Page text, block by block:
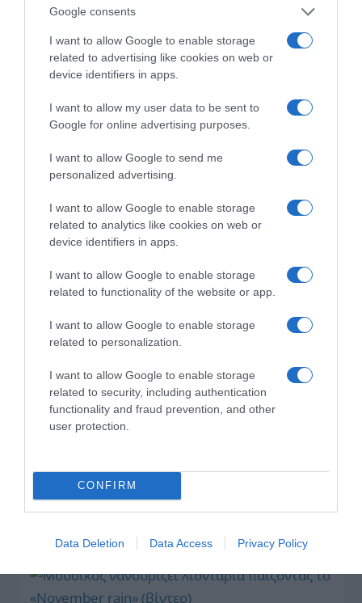
Google consents
I want to allow Google to enable storage
related to advertising like cookies on web or
device identifiers in apps.
I want to allow my user data to be sent to
Google for online advertising purposes.
I want to allow Google to send me
personalized advertising.
I want to allow Google to enable storage
related to analytics like cookies on web or
device identifiers in apps.
I want to allow Google to enable storage
related to functionality of the website or app.
I want to allow Google to enable storage
related to personalization.
I want to allow Google to enable storage
related to security, including authentication
functionality and fraud prevention, and other
user protection.
CONFIRM
Data Deletion Data Access Privacy Policy
Οι ερωτώσες βουλεύτριες και οι
ερωτώντες βουλευτές
Δούρου Ειρήνη (Ρένα)
Ακρίτα Έλενα
Βέττα Καλλιόπη
Γαβρήλος Γεώργιος
Γιαννούλης Χρήστος
Ζαμπάρας Μιλτιάδης (Μίλτος)
Μεϊκόπουλος Αλέξανδρος
Μπάρκας Κωνσταντίνος
Νοτοπούλου Αικατερίνη (Κατερίνα)
Ξανθόπουλος Θεόφιλος
Παπαηλιού Γεώργιος
Τσαπανίδου Παρθένα (Πόπη)
Σπ. Τσιτσίγκος: Η
τρομοκρατία μετά την
Ευρώπη: Στερεύουν